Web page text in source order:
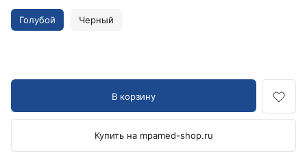
Голубой Черный
В корзину
Купить на mpamed-shop.ru